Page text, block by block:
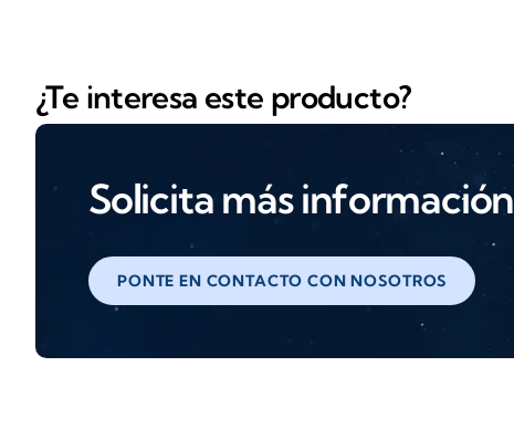
¿Te interesa este producto?
Solicita más información
PONTE EN CONTACTO CON NOSOTROS